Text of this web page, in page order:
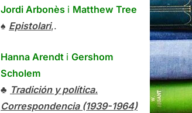
Jordi Arbonès i Matthew Tree
♠ Epistolari,.
Hanna Arendt i Gershom
Scholem
♣ Tradición y política.
Correspondencia (1939-1964)